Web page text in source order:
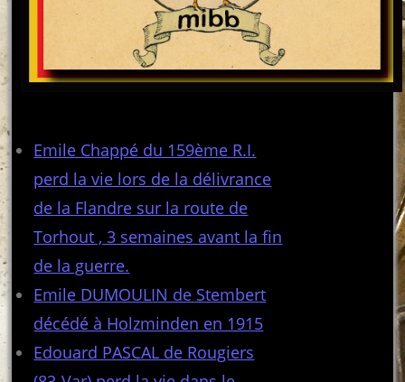
Emile Chappé du 159ème R.I.
perd la vie lors de la délivrance
de la Flandre sur la route de
Torhout , 3 semaines avant la fin
de la guerre.
Emile DUMOULIN de Stembert
décédé à Holzminden en 1915
Edouard PASCAL de Rougiers